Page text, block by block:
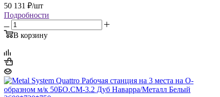
50 131 ₽/шт
Подробности
В корзину